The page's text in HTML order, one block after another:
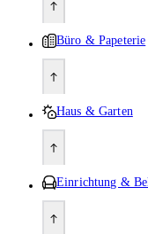
Büro & Papeterie
Haus & Garten
Einrichtung &